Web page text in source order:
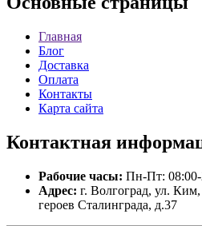
Главная
Блог
Доставка
Оплата
Контакты
Карта сайта
Контактная
Рабочие часы: Пн-Пт: 08:00-
Адрес: г. Волгоград, ул.
героев Сталинграда, д.37